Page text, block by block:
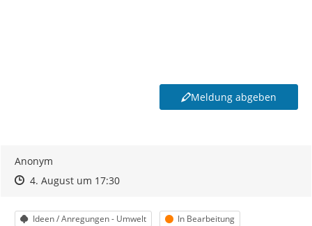
Meldung abgeben
Anonym
Zeitpunkt des Erstellens
Zeitpunkt des Erstellens
4. August um 17:30Zur Äußerung
Kategorie
Ideen / Anregungen - Umwelt Status
In Bearbeitung